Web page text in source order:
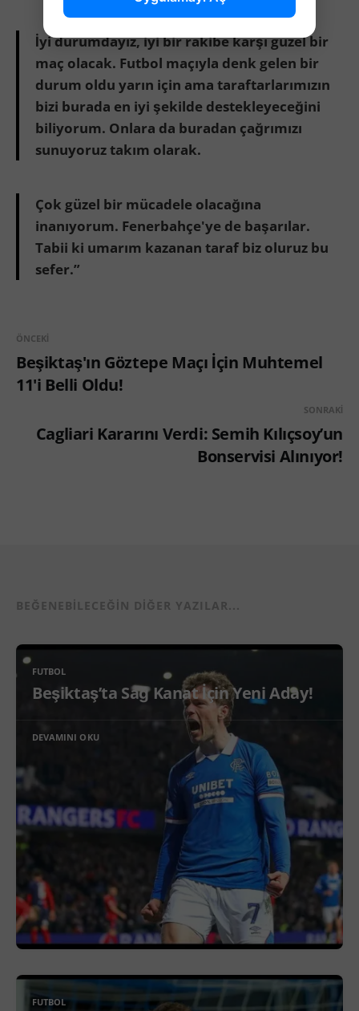
İyi durumdayız, iyi bir rakibe karşı güzel bir
maç olacak. Futbol maçıyla denk gelen bir
durum oldu yarın için ama taraftarlarımızın
bizi burada en iyi şekilde destekleyeceğini
biliyorum. Onlara da buradan çağrımızı
sunuyoruz takım olarak.
Çok güzel bir mücadele olacağına
inanıyorum. Fenerbahçe'ye de başarılar.
Tabii ki umarım kazanan taraf biz oluruz bu
sefer.”
ÖNCEKI
Beşiktaş'ın Göztepe Maçı İçin Muhtemel
11'i Belli Oldu!
SONRAKI
Cagliari Kararını Verdi: Semih Kılıçsoy’un
Bonservisi Alınıyor!
BEĞENEBILECEĞIN DIĞER YAZILAR...
FUTBOL
Beşiktaş’ta Sağ Kanat İçin Yeni Aday!
DEVAMINI OKU
FUTBOL